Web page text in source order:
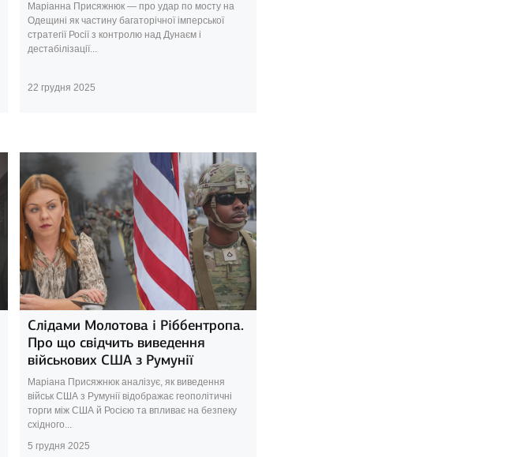
Маріанна Присяжнюк — про удар по мосту на
Одещині як частину багаторічної імперської
стратегії Росії з контролю над Дунаєм і
дестабілізації...
22 грудня 2025
Слідами Молотова і Ріббентропа.
Про що свідчить виведення
військових США з Румунії
Маріана Присяжнюк аналізує, як виведення
військ США з Румунії відображає геополітичні
торги між США й Росією та впливає на безпеку
східного...
5 грудня 2025